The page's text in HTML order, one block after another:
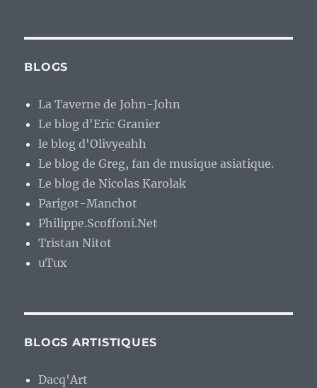
BLOGS
La Taverne de John-John
Le blog d'Eric Granier
le blog d'Olivyeahh
Le blog de Greg, fan de musique asiatique.
Le blog de Nicolas Karolak
Parigot-Manchot
Philippe.Scoffoni.Net
Tristan Nitot
uTux
BLOGS ARTISTIQUES
Dacq'Art